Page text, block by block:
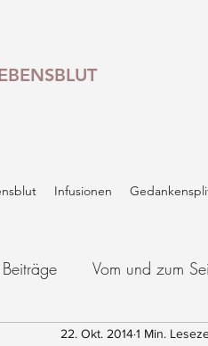
Infusionen
Vom und zum
22. Okt. 20141 Min.